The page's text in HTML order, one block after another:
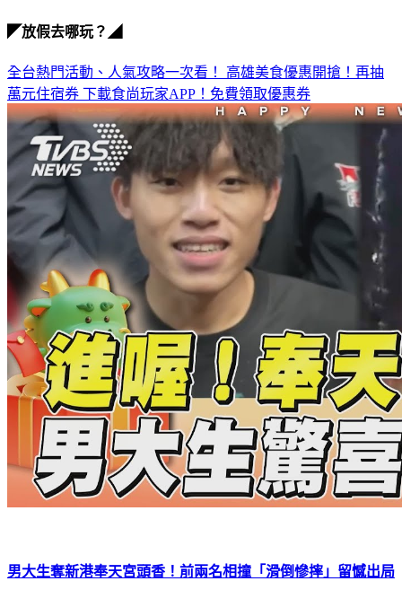
◤放假去哪玩？◢
全台熱門活動、人氣攻略一次看！ 高雄美食優惠開搶！再抽
萬元住宿券 下載食尚玩家APP！免費領取優惠券
男大生奪新港奉天宮頭香！前兩名相撞「滑倒慘摔」留憾出局